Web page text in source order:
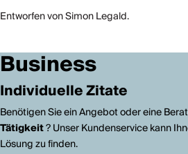
Entworfen von Simon Legald.
Business
Individuelle Zitate
Benötigen Sie ein Angebot oder eine
Tätigkeit? Unser Kundenservice kann
Lösung zu finden.